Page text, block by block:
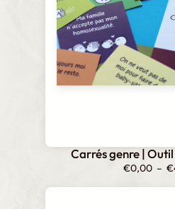
Carrés genre |
€0,00 – €